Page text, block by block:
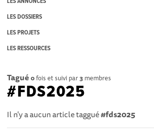
LES DOSSIERS
LES PROJETS
LES RESSOURCES
Tagué 0fois et suivi par3 membres
#FDS2025
Il n'y a aucun article taggué#fds2025